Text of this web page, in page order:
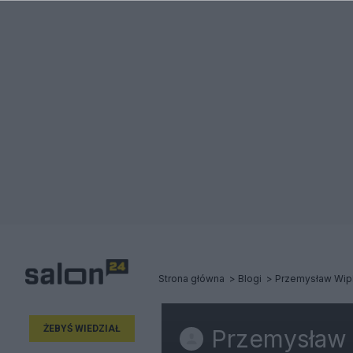
Strona główna Blogi Przemysław
ŻEBYŚ WIEDZIAŁ